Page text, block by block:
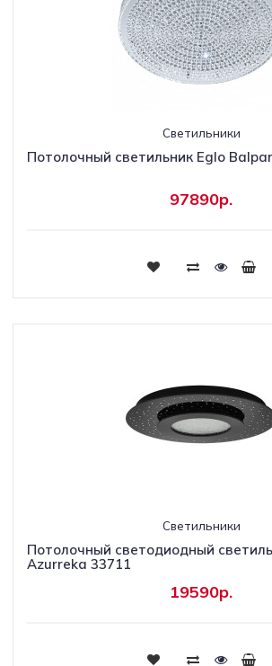
Светильники
Потолочный светильник Eglo
97890р.
Светильники
Потолочный светодиодный
Azurreka 33711
19590р.